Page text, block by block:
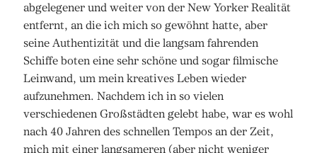
abgelegener und weiter von der New Yorker Realität
entfernt, an die ich mich so gewöhnt hatte, aber
seine Authentizität und die langsam fahrenden
Schiffe boten eine sehr schöne und sogar filmische
Leinwand, um mein kreatives Leben wieder
aufzunehmen. Nachdem ich in so vielen
verschiedenen Großstädten gelebt habe, war es wohl
nach 40 Jahren des schnellen Tempos an der Zeit,
mich mit einer langsameren (aber nicht weniger